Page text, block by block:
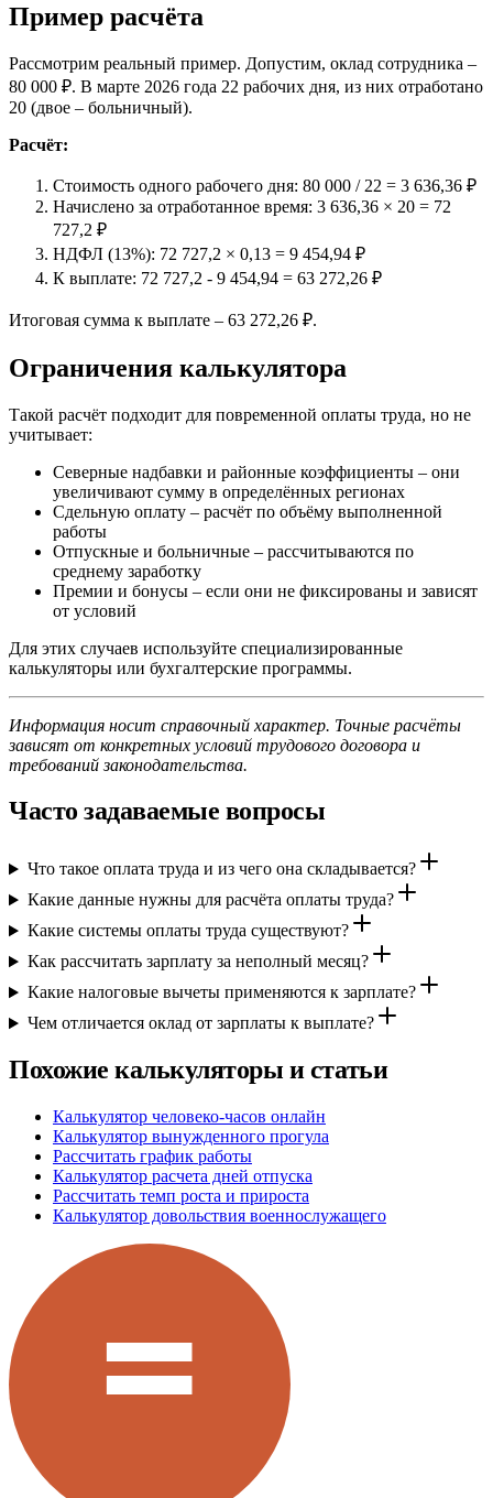
Пример расчёта
Рассмотрим реальный пример. Допустим, оклад сотрудника –
80 000 ₽. В марте 2026 года 22 рабочих дня, из них отработано
20 (двое – больничный).
Расчёт:
Стоимость одного рабочего дня: 80 000 / 22 = 3 636,36 ₽
Начислено за отработанное время: 3 636,36 × 20 = 72
727,2 ₽
НДФЛ (13%): 72 727,2 × 0,13 = 9 454,94 ₽
К выплате: 72 727,2 - 9 454,94 = 63 272,26 ₽
Итоговая сумма к выплате – 63 272,26 ₽.
Ограничения калькулятора
Такой расчёт подходит для повременной оплаты труда, но не
учитывает:
Северные надбавки и районные коэффициенты – они
увеличивают сумму в определённых регионах
Сдельную оплату – расчёт по объёму выполненной
работы
Отпускные и больничные – рассчитываются по
среднему заработку
Премии и бонусы – если они не фиксированы и зависят
от условий
Для этих случаев используйте специализированные
калькуляторы или бухгалтерские программы.
Информация носит справочный характер. Точные расчёты
зависят от конкретных условий трудового договора и
требований законодательства.
Часто задаваемые вопросы
Что такое оплата труда и из чего она складывается?
Какие данные нужны для расчёта оплаты труда?
Какие системы оплаты труда существуют?
Как рассчитать зарплату за неполный месяц?
Какие налоговые вычеты применяются к зарплате?
Чем отличается оклад от зарплаты к выплате?
Похожие калькуляторы и статьи
Калькулятор человеко-часов онлайн
Калькулятор вынужденного прогула
Рассчитать график работы
Калькулятор расчета дней отпуска
Рассчитать темп роста и прироста
Калькулятор довольствия военнослужащего